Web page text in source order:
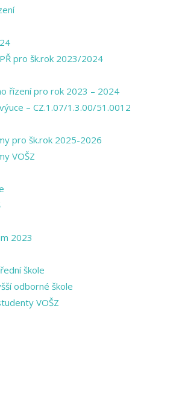
pro šk.rok 2023/2024
řízení pro rok 2023 – 2024
– CZ.1.07/1.3.00/51.0012
pro šk.rok 2025-2026
VOŠZ
2023
škole
odborné škole
VOŠZ